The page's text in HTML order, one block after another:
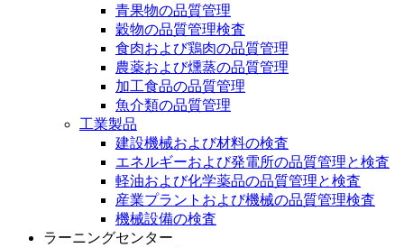
青果物の品質管理
穀物の品質管理検査
食肉および鶏肉の品質管理
農薬および燻蒸の品質管理
加工食品の品質管理
魚介類の品質管理
工業製品
建設機械および材料の検査
エネルギーおよび発電所の品質管理と検査
軽油および化学薬品の品質管理と検査
産業プラントおよび機械の品質管理検査
機械設備の検査
ラーニングセンター